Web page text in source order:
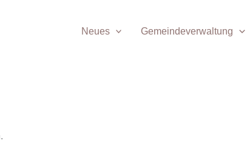
Neues Gemeindeverwaltung